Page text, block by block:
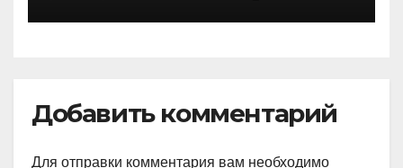
Добавить комментарий
Для отправки комментария вам необходимо